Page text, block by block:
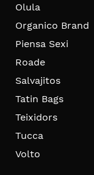
Olula
Organico Brand
Piensa Sexi
Roade
Salvajitos
Tatin Bags
Teixidors
Tucca
Volto